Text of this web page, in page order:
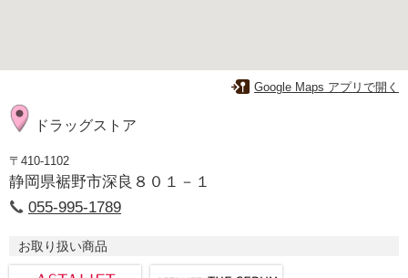
Google Maps アプリで開く
ドラッグストア
〒410-1102
静岡県裾野市深良８０１－１
055-995-1789
お取り扱い商品